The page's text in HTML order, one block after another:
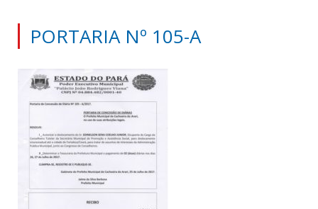
PORTARIA Nº 105-A